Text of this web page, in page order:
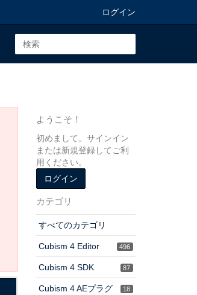
ログイン
ようこそ！
初めまして。サインイン
または新規登録してご利
用ください。
ログイン
カテゴリ
すべてのカテゴリ
496
Cubism 4 Editor
87
Cubism 4 SDK
18
Cubism 4 AEプラグ